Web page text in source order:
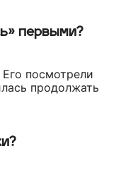
первыми?
посмотрели
продолжать